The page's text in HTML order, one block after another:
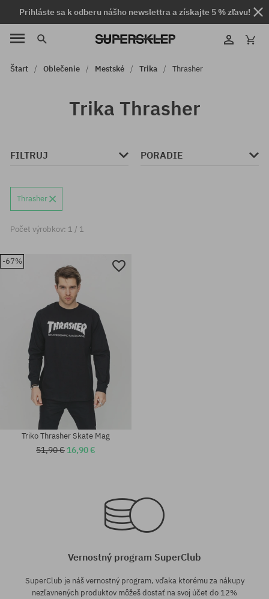
Prihláste sa k odberu nášho newslettra a získajte 5 % zľavu!
Štart Oblečenie Mestské Trika Thrasher
Trika Thrasher
FILTRUJ PORADIE
Thrasher
Počet výrobkov: 1 / 1
-67%
Triko Thrasher Skate Mag
51,90 € 16,90 €
Vernostný program SuperClub
SuperClub je náš vernostný program, vďaka ktorému za nákupy
nezľavnených produktov môžeš dostať na svoj účet do 12%